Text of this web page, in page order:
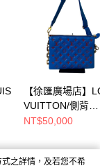
【徐匯廣場店】
VUITTON/側背
包//M58626
NT$50,000
之詳情，及若您不希